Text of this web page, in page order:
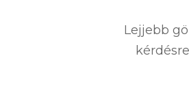
Lejjebb